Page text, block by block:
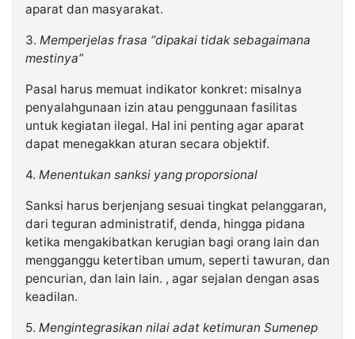
aparat dan masyarakat.
3. Memperjelas frasa “dipakai tidak sebagaimana
mestinya”
Pasal harus memuat indikator konkret: misalnya
penyalahgunaan izin atau penggunaan fasilitas
untuk kegiatan ilegal. Hal ini penting agar aparat
dapat menegakkan aturan secara objektif.
4. Menentukan sanksi yang proporsional
Sanksi harus berjenjang sesuai tingkat pelanggaran,
dari teguran administratif, denda, hingga pidana
ketika mengakibatkan kerugian bagi orang lain dan
mengganggu ketertiban umum, seperti tawuran, dan
pencurian, dan lain lain. , agar sejalan dengan asas
keadilan.
5. Mengintegrasikan nilai adat ketimuran Sumenep